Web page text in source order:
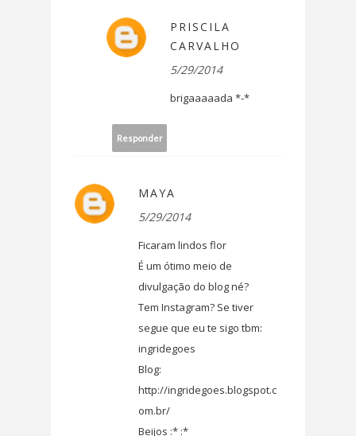
PRISCILA
CARVALHO
5/29/2014
brigaaaaada *-*
Responder
MAYA
5/29/2014
Ficaram lindos flor
É um ótimo meio de
divulgação do blog né?
Tem Instagram? Se tiver
segue que eu te sigo tbm:
ingridegoes
Blog:
http://ingridegoes.blogspot.c
om.br/
Beijos :* :*